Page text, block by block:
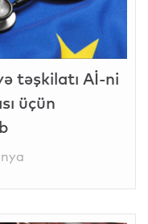
təşkilatı Aİ-ni
üçün